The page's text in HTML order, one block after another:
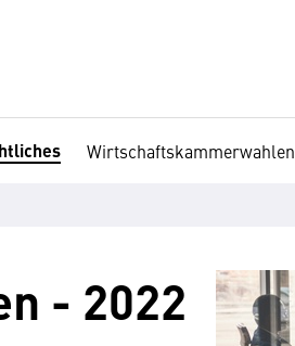
Wirtschaftskammerwahlen
- 2022